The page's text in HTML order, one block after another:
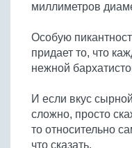
миллиметров
Особую
придает то, что
нежной
И если вкус
сложно, просто
то относительно
что сказать.